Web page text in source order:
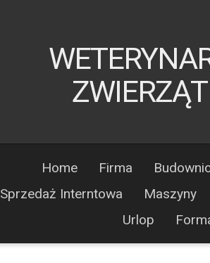
Home Firma
Sprzedaż Interntowa
Maszyny
Urlop